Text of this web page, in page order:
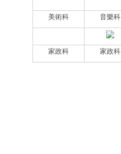
美術科 音樂科
家政科 家政科